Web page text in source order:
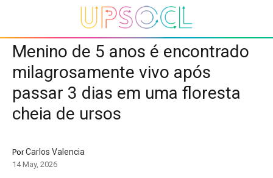
Menino de 5 anos é encontrado
milagrosamente vivo após
passar 3 dias em uma floresta
cheia de ursos
PorCarlos Valencia
14 May, 2026